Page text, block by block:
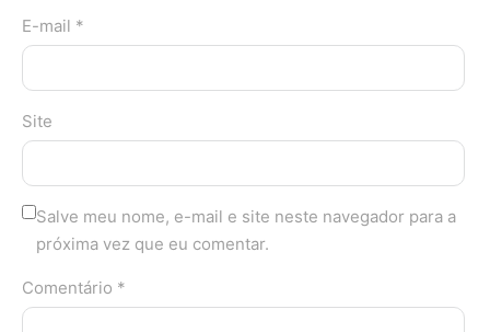
E-mail *
Site
Salve meu nome, e-mail e site neste navegador para a
próxima vez que eu comentar.
Comentário *